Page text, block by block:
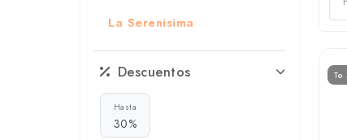
La Serenisima
Descuentos
Hasta
30%